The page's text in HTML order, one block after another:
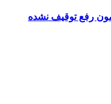
رفع توقیف نشده